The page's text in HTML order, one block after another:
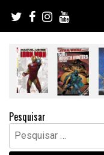
content
Pesquisar
Pesquisar
por: